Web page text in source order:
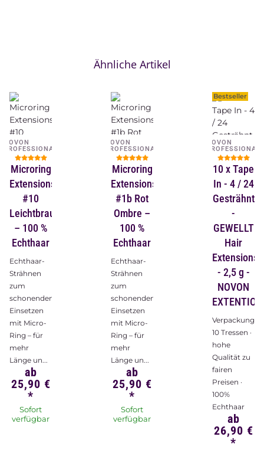
Ähnliche Artikel
NOVON
PROFESSIONAL
Microring
Extensions
#10
Leichtbraun
– 100 %
Echthaar
Echthaar-
Strähnen
zum
schonenden
Einsetzen
mit Micro-
Ring – für
mehr
Länge un...
ab
25,90 €
*
Sofort
verfügbar
NOVON
PROFESSIONAL
Microring
Extensions
#1b Rot
Ombre –
100 %
Echthaar
Echthaar-
Strähnen
zum
schonenden
Einsetzen
mit Micro-
Ring – für
mehr
Länge un...
ab
25,90 €
*
Sofort
verfügbar
Bestseller
NOVON
PROFESSIONAL
10 x Tape
In - 4 / 24
Gesträhnt
-
GEWELLT
Hair
Extensions
- 2,5 g -
NOVON
10 Tressen ·
hohe
Qualität zu
fairen
Preisen ·
100%
Echthaar
ab
26,90 €
*